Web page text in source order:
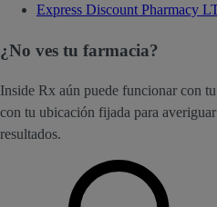
Express Discount Pharmacy
¿No ves tu farmacia?
Inside Rx aún puede funcionar con
con tu ubicación fijada para
resultados.